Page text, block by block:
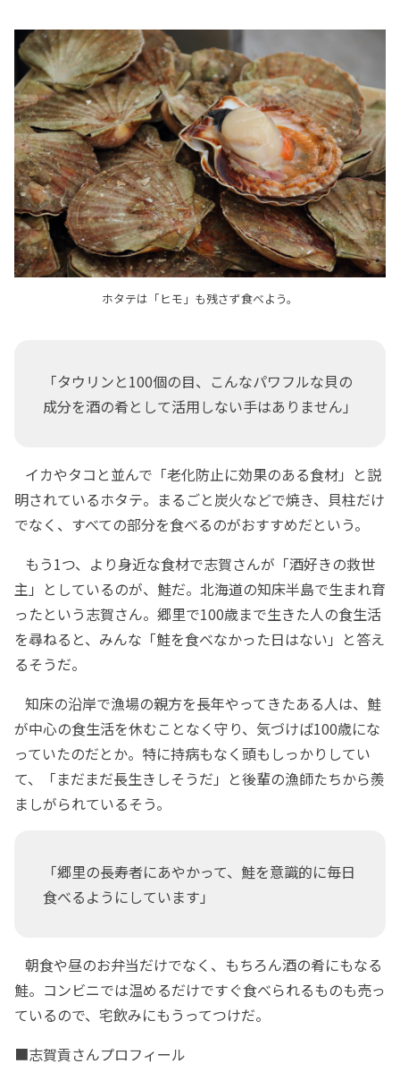
ホタテは「ヒモ」も残さず食べよう。
「タウリンと100個の目、こんなパワフルな貝の
成分を酒の肴として活用しない手はありません」
イカやタコと並んで「老化防止に効果のある食材」と説
明されているホタテ。まるごと炭火などで焼き、貝柱だけ
でなく、すべての部分を食べるのがおすすめだという。
もう1つ、より身近な食材で志賀さんが「酒好きの救世
主」としているのが、鮭だ。北海道の知床半島で生まれ育
ったという志賀さん。郷里で100歳まで生きた人の食生活
を尋ねると、みんな「鮭を食べなかった日はない」と答え
るそうだ。
知床の沿岸で漁場の親方を長年やってきたある人は、鮭
が中心の食生活を休むことなく守り、気づけば100歳にな
っていたのだとか。特に持病もなく頭もしっかりしてい
て、「まだまだ長生きしそうだ」と後輩の漁師たちから羨
ましがられているそう。
「郷里の長寿者にあやかって、鮭を意識的に毎日
食べるようにしています」
朝食や昼のお弁当だけでなく、もちろん酒の肴にもなる
鮭。コンビニでは温めるだけですぐ食べられるものも売っ
ているので、宅飲みにもうってつけだ。
■志賀貢さんプロフィール